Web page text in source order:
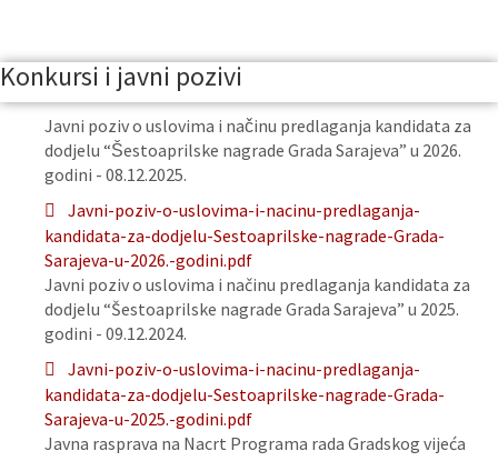
Konkursi i javni pozivi
Javni poziv o uslovima i načinu predlaganja kandidata za
dodjelu “Šestoaprilske nagrade Grada Sarajeva” u 2026.
godini - 08.12.2025.
Javni-poziv-o-uslovima-i-nacinu-predlaganja-
kandidata-za-dodjelu-Sestoaprilske-nagrade-Grada-
Sarajeva-u-2026.-godini.pdf
Javni poziv o uslovima i načinu predlaganja kandidata za
dodjelu “Šestoaprilske nagrade Grada Sarajeva” u 2025.
godini - 09.12.2024.
Javni-poziv-o-uslovima-i-nacinu-predlaganja-
kandidata-za-dodjelu-Sestoaprilske-nagrade-Grada-
Sarajeva-u-2025.-godini.pdf
Javna rasprava na Nacrt Programa rada Gradskog vijeća